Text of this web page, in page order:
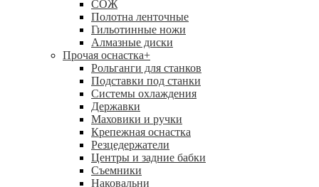
СОЖ
Полотна ленточные
Гильотинные ножи
Алмазные диски
Прочая оснастка+
Рольганги для станков
Подставки под станки
Системы охлаждения
Державки
Маховики и ручки
Крепежная оснастка
Резцедержатели
Центры и задние бабки
Съемники
Наковальни